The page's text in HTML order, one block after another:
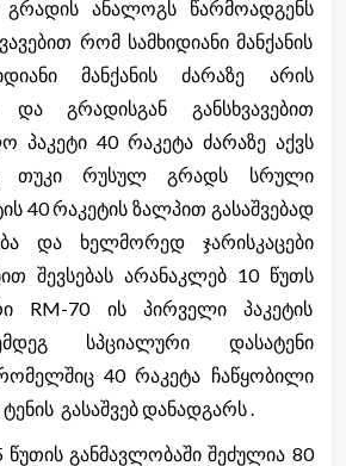
გრადის ანალოგს წარმოადგენს
რომ სამხიდიანი მანქანის
მანქანის ძარაზე არის
და გრადისგან განსხვავებით
პაკეტი 40 რაკეტა ძარაზე აქვს
თუკი რუსულ გრადს სრული
40 რაკეტის ზალპით გასაშვებად
და ხელმორედ ჯარისკაცები
შევსებას არანაკლებ 10 წუთს
RM-70 ის პირველი პაკეტის
სპციალური დასატენი
40 რაკეტა ჩაწყობილი
გასაშვებ დანადგარს .
წუთის განმავლობაში შეძულია 80